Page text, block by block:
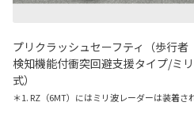
プリクラッシュセーフティ（歩行者
検知機能付衝突回避支援タイプ/ミ
式）
＊1. RZ（6MT）にはミリ波レーダーは装着さ